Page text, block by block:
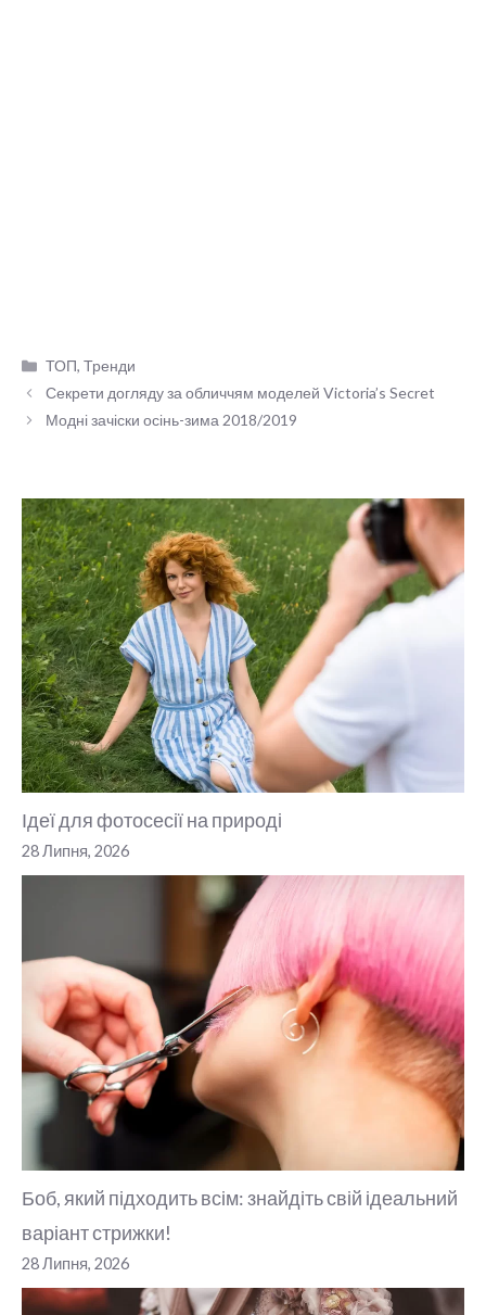
Категорії
ТОП,Тренди
Секрети догляду за обличчям моделей Victoria’s Secret
Модні зачіски осінь-зима 2018/2019
Ідеї для фотосесії на природі
28 Липня, 2026
Боб, який підходить всім: знайдіть свій ідеальний
варіант стрижки!
28 Липня, 2026